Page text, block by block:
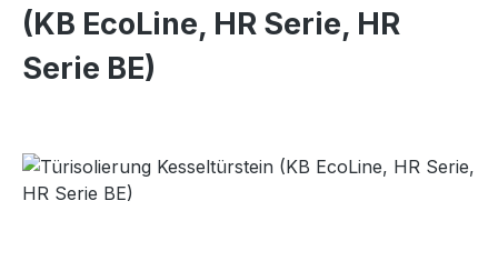
(KB EcoLine, HR Serie, HR
Serie BE)
Bildergalerie überspringen